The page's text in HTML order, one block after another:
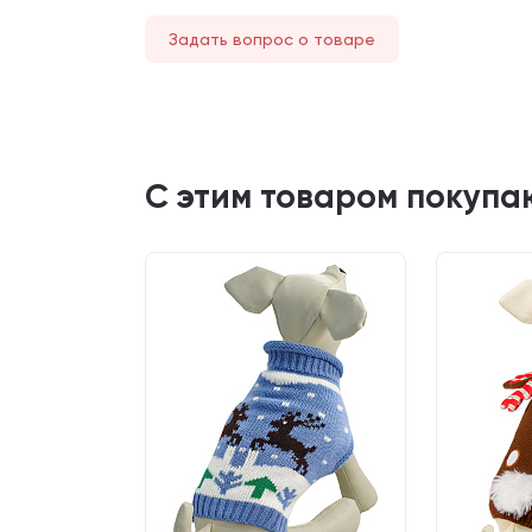
Задать вопрос о товаре
С этим товаром